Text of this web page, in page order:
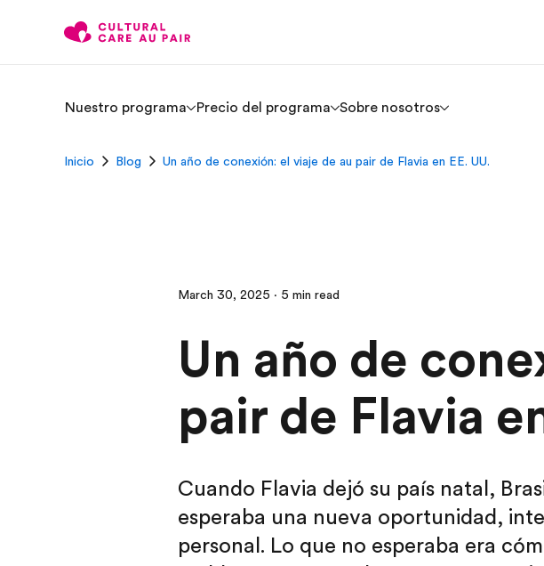
Nuestro programa Precio del programa Sobre nosotros
Inicio Blog Un año de conexión: el viaje de au pair de Flavia en EE. UU.
March 30, 2025 · 5 min read
Un año de
pair de Flavia
Cuando Flavia dejó su país natal,
esperaba una nueva oportunidad,
personal. Lo que no esperaba era